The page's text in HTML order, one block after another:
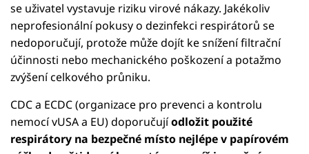
se uživatel vystavuje riziku virové nákazy. Jakékoliv
neprofesionální pokusy o dezinfekci respirátorů se
nedoporučují, protože může dojít ke snížení filtrační
účinnosti nebo mechanického poškození a potažmo
zvýšení celkového průniku.
CDC a ECDC (organizace pro prevenci a kontrolu
nemocí vUSA a EU) doporučujíodložit použité
respirátory na bezpečné místo nejlépe v papírovém